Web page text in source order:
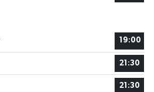
19:00
21:30
21:30